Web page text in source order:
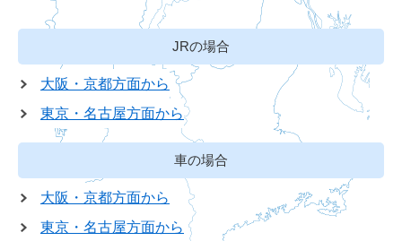
JRの場合
大阪・京都方面から
東京・名古屋方面から
車の場合
大阪・京都方面から
東京・名古屋方面から